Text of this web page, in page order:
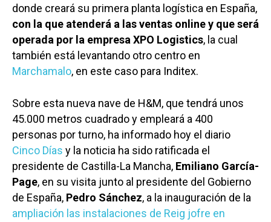
donde creará su primera planta logística en España,
con la que atenderá a las ventas online y que será
operada por la empresa XPO Logistics, la cual
también está levantando otro centro en
Marchamalo, en este caso para Inditex.
Sobre esta nueva nave de H&M, que tendrá unos
45.000 metros cuadrado y empleará a 400
personas por turno, ha informado hoy el diario
Cinco Días y la noticia ha sido ratificada el
presidente de Castilla-La Mancha, Emiliano García-
Page, en su visita junto al presidente del Gobierno
de España, Pedro Sánchez, a la inauguración de la
ampliación las instalaciones de Reig jofre en